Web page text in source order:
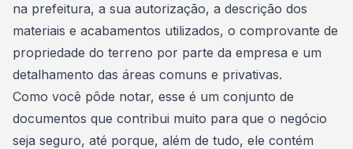
na prefeitura, a sua autorização, a descrição dos
materiais e acabamentos utilizados, o comprovante de
propriedade do terreno por parte da empresa e um
detalhamento das áreas comuns e privativas.
Como você pôde notar, esse é um conjunto de
documentos que contribui muito para que o negócio
seja seguro, até porque, além de tudo, ele contém